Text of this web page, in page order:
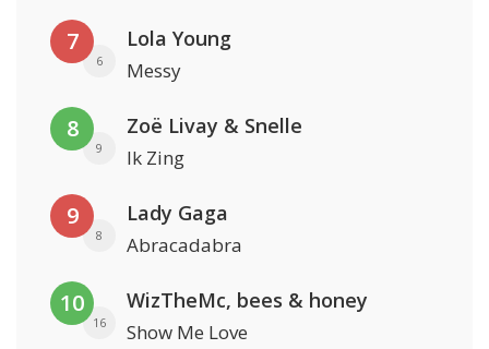
7
6
Lola Young
Messy
8
9
Zoë Livay & Snelle
Ik Zing
9
8
Lady Gaga
Abracadabra
10
16
WizTheMc, bees & honey
Show Me Love